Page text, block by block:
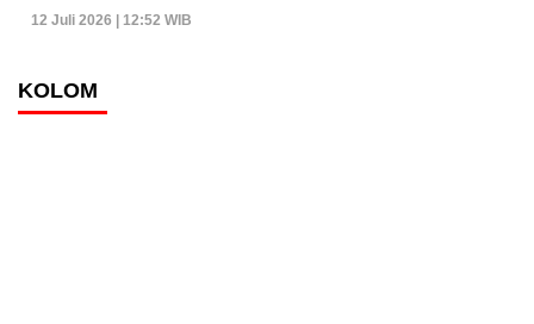
12 Juli 2026 | 12:52 WIB
KOLOM